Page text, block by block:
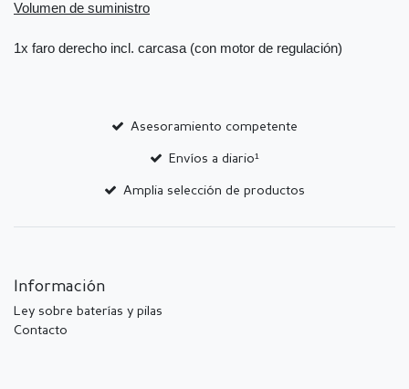
Volumen de suministro
1x faro derecho incl. carcasa (con motor de regulación)
Asesoramiento competente
Envíos a diario¹
Amplia selección de productos
Información
Ley sobre baterías y pilas
Contacto